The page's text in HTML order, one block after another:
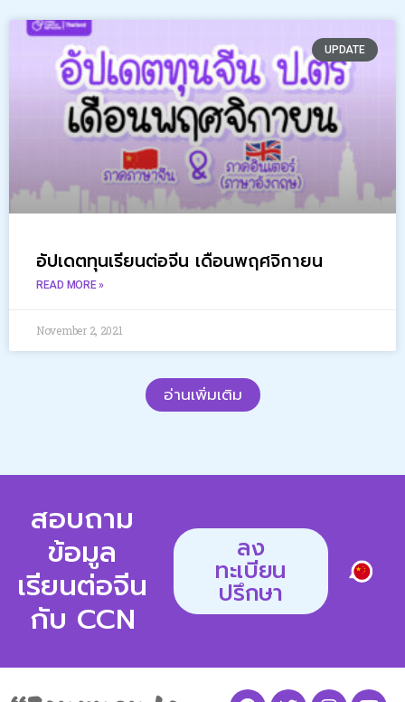
UPDATE
อัปเดตทุนเรียนต่อจีน เดือนพฤศจิกายน
READ MORE »
November 2, 2021
อ่านเพิ่มเติม
สอบถาม
ข้อมูล
เรียนต่อจีน
กับ CCN
ลง
ทะเบียน
ปรึกษา